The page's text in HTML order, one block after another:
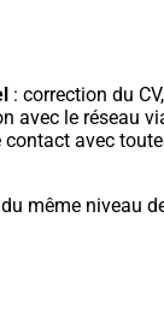
: correction du
avec le réseau
contact avec
même niveau